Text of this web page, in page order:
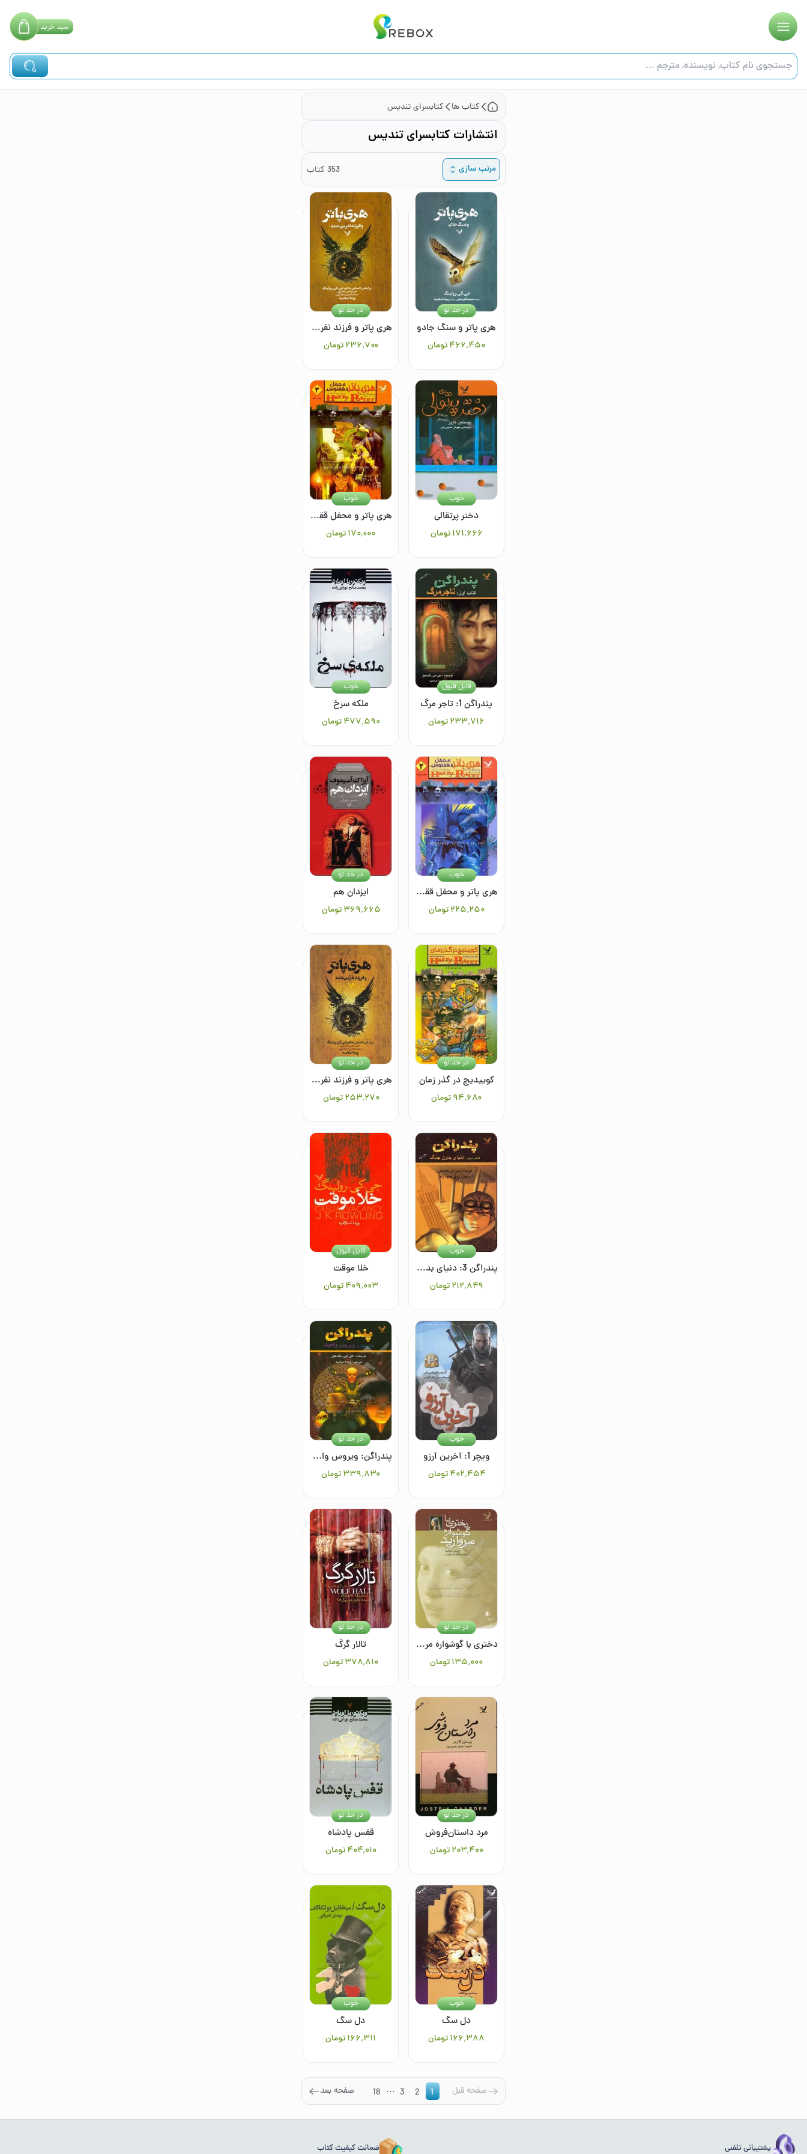
سبدخرید
کتاب ها کتابسرای تندیس
انتشارات کتابسرای تندیس
مرتب سازی 353 کتاب
هری پاتر و سنگ جادو
۴۶۶٬۴۵۰تومان
در حد نو
هری پاتر و فرزند نفرین شده: بخش اول و دوم
۲۳۶٬۷۰۰ تومان
در حد نو
دختر پرتقالی
۱۷۱٬۶۶۶ تومان
خوب
هری پاتر و محفل ققنوس(جلد سوم)
۱۷۰٬۰۰۰تومان
خوب
پندراگن 1: تاجر مرگ
۲۳۳٬۷۱۶تومان
قابل قبول
ملکه سرخ
۴۷۷٬۵۹۰ تومان
خوب
هری پاتر و محفل ققنوس 2
۲۲۵٬۲۵۰ تومان
خوب
ایزدان هم
۳۶۹٬۶۶۵ تومان
در حد نو
کوییدیچ در گذر زمان
۹۴٬۶۸۰تومان
در حد نو
هری پاتر و فرزند نفرین شده: بخش اول و دوم نمایشنامه
۲۵۳٬۲۷۰ تومان
در حد نو
پندراگن 3: دنیای بدون جنگ
۲۱۲٬۸۴۹ تومان
خوب
خلا موقت
۴۰۹٬۰۰۳تومان
قابل قبول
ویچر 1: آخرین آرزو
۴۰۲٬۴۵۴ تومان
خوب
پندراگن: ویروس واقعیت4
۳۳۹٬۸۳۰تومان
در حد نو
دختری با گوشواره مروارید
۱۳۵٬۰۰۰تومان
در حد نو
تالار گرگ
۳۷۸٬۸۱۰تومان
در حد نو
مرد داستان‌‌فروش
۲۰۳٬۴۰۰ تومان
در حد نو
قفس پادشاه
۴۰۴٬۰۱۰ تومان
در حد نو
دل سگ
۱۶۶٬۳۸۸تومان
خوب
دل سگ
۱۶۶٬۳۱۱تومان
خوب
صفحه قبل 1
2
3
...
18 صفحه بعد
پشتیبانی تلفنی ضمانت کیفیت کتاب